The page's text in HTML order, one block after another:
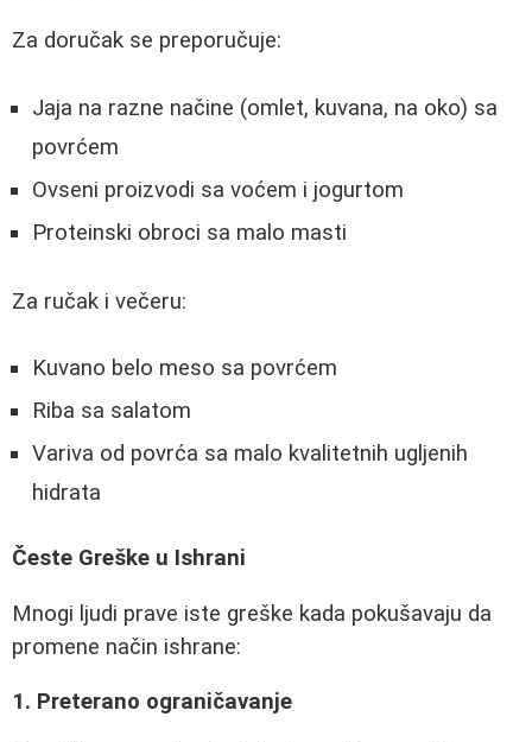
Za doručak se preporučuje:
Jaja na razne načine (omlet, kuvana, na oko) sa
povrćem
Ovseni proizvodi sa voćem i jogurtom
Proteinski obroci sa malo masti
Za ručak i večeru:
Kuvano belo meso sa povrćem
Riba sa salatom
Variva od povrća sa malo kvalitetnih ugljenih
hidrata
Česte Greške u Ishrani
Mnogi ljudi prave iste greške kada pokušavaju da
promene način ishrane:
1. Preterano ograničavanje